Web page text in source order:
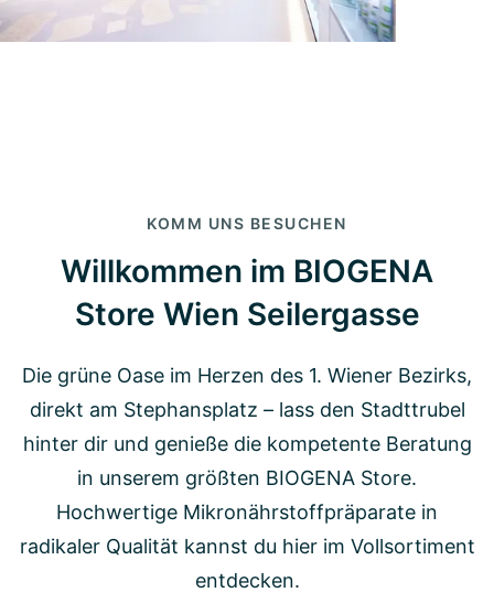
KOMM UNS BESUCHEN
Willkommen im BIOGENA
Store Wien Seilergasse
Die grüne Oase im Herzen des 1. Wiener Bezirks,
direkt am Stephansplatz – lass den Stadttrubel
hinter dir und genieße die kompetente Beratung
in unserem größten BIOGENA Store.
Hochwertige Mikronährstoffpräparate in
radikaler Qualität kannst du hier im Vollsortiment
entdecken.